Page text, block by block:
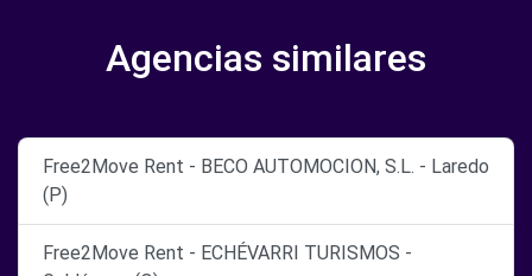
Agencias similares
Free2Move Rent - BECO AUTOMOCION, S.L. - Laredo
(P)
Free2Move Rent - ECHÉVARRI TURISMOS -